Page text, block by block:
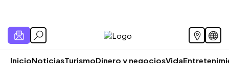
InicioNoticiasTurismoDinero y negociosVida